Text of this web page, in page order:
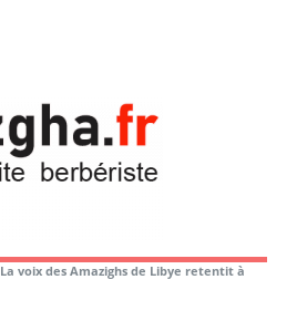
La voix des Amazighs de Libye retentit à